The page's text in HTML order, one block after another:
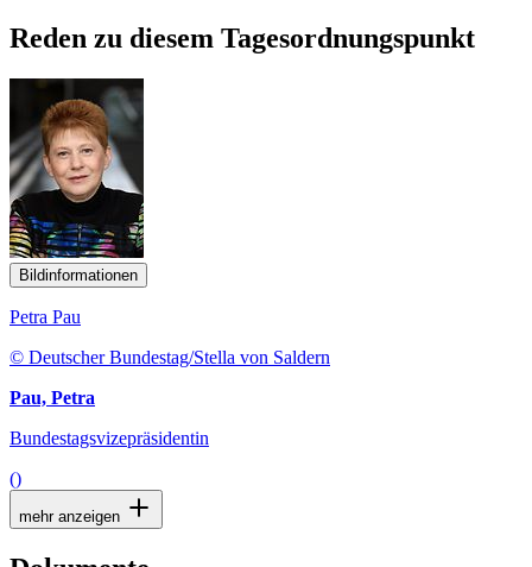
Reden zu diesem Tagesordnungspunkt
Bildinformationen
Petra Pau
© Deutscher Bundestag/Stella von Saldern
Pau, Petra
Bundestagsvizepräsidentin
()
mehr anzeigen